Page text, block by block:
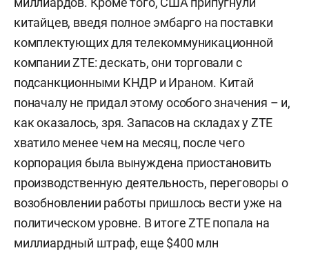
китайцев, введя полное эмбарго на поставки
комплектующих для телекоммуникационной
компании ZTE: дескать, они торговали с
подсанкционными КНДР и Ираном. Китай
поначалу не придал этому особого значения – и,
как оказалось, зря. Запасов на складах у ZTE
хватило менее чем на месяц, после чего
корпорация была вынуждена приостановить
производственную деятельность, переговоры о
возобновлении работы пришлось вести уже на
политическом уровне. В итоге ZTE попала на
миллиардный штраф, еще $400 млн